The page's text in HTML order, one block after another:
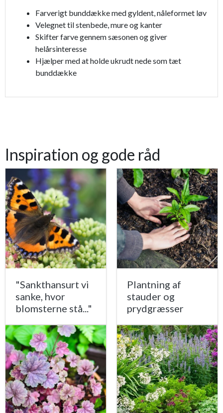
Farverigt bunddække med gyldent, nåleformet løv
Velegnet til stenbede, mure og kanter
Skifter farve gennem sæsonen og giver
helårsinteresse
Hjælper med at holde ukrudt nede som tæt
bunddække
Inspiration og gode råd
"Sankthansurt vi
sanke, hvor
blomsterne stå..."
Plantning af
stauder og
prydgræsser